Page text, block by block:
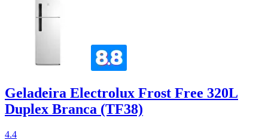
Geladeira Electrolux Frost Free 320L
Duplex Branca (TF38)
4.4